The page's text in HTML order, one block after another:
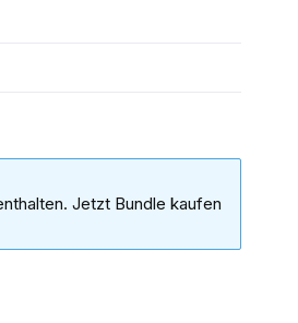
Jetzt Bundle kaufen